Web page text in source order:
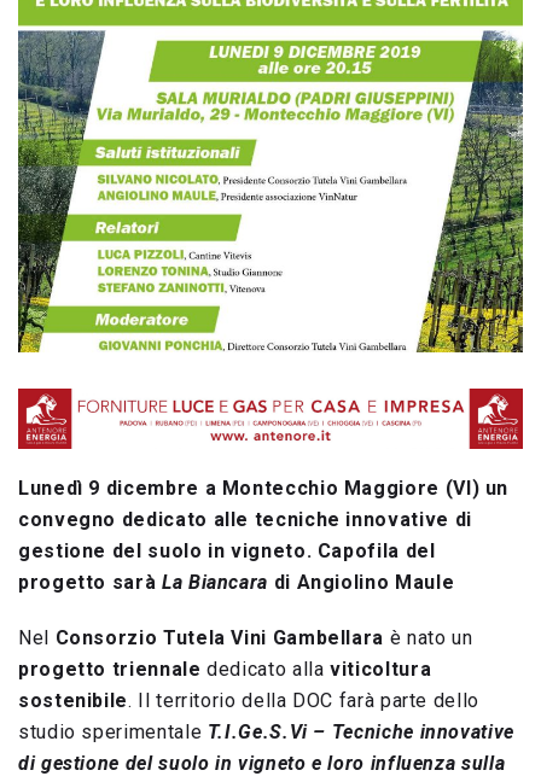
Lunedì 9 dicembre a Montecchio Maggiore (VI) un
convegno dedicato alle tecniche innovative di
gestione del suolo in vigneto. Capofila del
progetto sarà La Biancara di Angiolino Maule
Nel Consorzio Tutela Vini Gambellara è nato un
progetto triennale dedicato allaviticoltura
sostenibile. Il territorio della DOC farà parte dello
studio sperimentale T.I.Ge.S.Vi – Tecniche innovative
di gestione del suolo in vigneto e loro influenza sulla